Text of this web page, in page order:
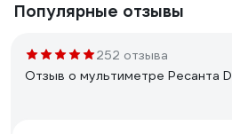
Популярные отзывы
252 отзыва
Отзыв о мультиметре Ресанта